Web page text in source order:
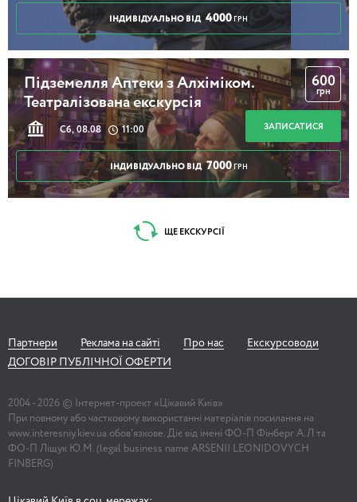
ІНДИВІДУАЛЬНО ВІД 4000 ГРН
Підземелля Аптеки з Алхіміком.
Театралізована екскурсія
Сб, 08.08 11:00
600
грн
ЗАПИСАТИСЯ
ІНДИВІДУАЛЬНО ВІД 7000 ГРН
ЩЕ ЕКСКУРСІЇ
Партнери Реклама на сайті Про нас
Екскурсоводи
ДОГОВІР ПУБЛІЧНОЇ ОФЕРТИ
2004 - 2026 © Інтернет-проект «Цікавий Київ»
При повному або частковому використанні матеріалів посилання на
www.interesniy.kiev.ua обов'язкове. Діє від імені ФО-П Фінберг А.Л та
ФО-П Ліщук Ю.М. (legal business name ARSENII LEONIDOVYCH
FINBERG)